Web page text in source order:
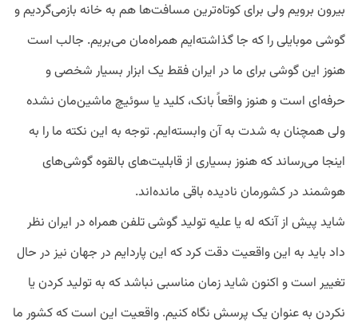
بیرون برویم ولی برای کوتاه‌ترین مسافت‌ها هم به خانه بازمی‌گردیم و
گوشی موبایلی را که جا گذاشته‌ایم همراه‌مان می‌بریم. جالب است
هنوز این گوشی برای ما در ایران فقط یک ابزار بسیار شخصی و
حرفه‌ای است و هنوز واقعاً بانک، کلید یا سوئیچ ماشین‌مان نشده
ولی همچنان به شدت به آن وابسته‌ایم. توجه به این نکته ما را به
اینجا می‌رساند که هنوز بسیاری از قابلیت‌های بالقوه گوشی‌های
هوشمند در کشورمان نادیده باقی مانده‌اند.
شاید پیش از آنکه له یا علیه تولید گوشی تلفن همراه در ایران نظر
داد باید به این واقعیت دقت کرد که این پاردایم در جهان نیز در حال
تغییر است و اکنون شاید زمان مناسبی نباشد که به تولید کردن یا
نکردن به عنوان یک پرسش نگاه کنیم. واقعیت این است که کشور ما